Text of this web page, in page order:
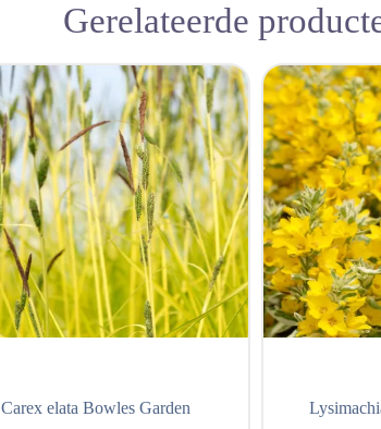
Gerelateerde
Carex elata Bowles Garden